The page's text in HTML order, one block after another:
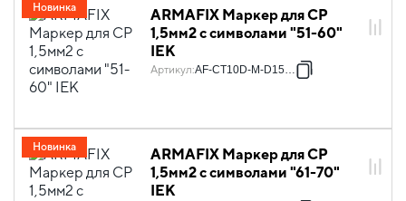
ARMAFIX Маркер для CP
1,5мм2 с символами "51-60"
IEK
Артикул:AF-CT10D-M-D15-06
Новинка
ARMAFIX Маркер для CP
1,5мм2 с символами "61-70"
IEK
Новинка